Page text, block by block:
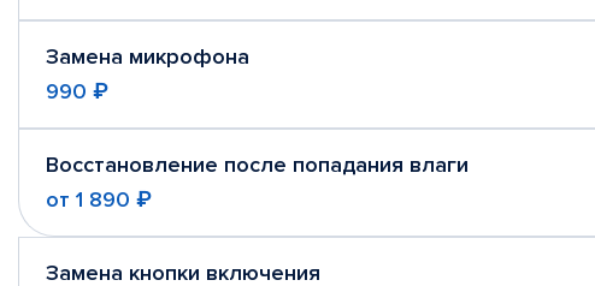
Замена микрофона
990 ₽
Восстановление после попадания влаги
от 1 890 ₽
Замена кнопки включения